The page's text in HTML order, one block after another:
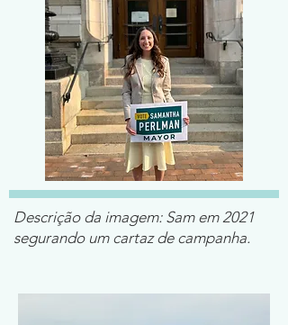
Descrição da imagem: Sam em 2021
segurando um cartaz de campanha.